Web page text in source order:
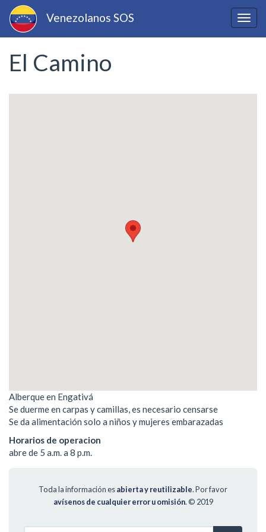
Pasar
contenido
Venezolanos SOS
El Camino
Alberque en Engativá
Se duerme en carpas y camillas, es necesario censarse
Se da alimentación solo a niños y mujeres embarazadas
Horarios de operacion
abre de 5 a.m. a 8 p.m.
Toda la información esabierta y reutilizable. Por favor
avísenos de cualquier error u omisión. © 2019